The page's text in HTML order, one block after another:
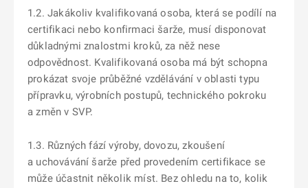
1.2. Jakákoliv kvalifikovaná osoba, která se podílí na
certifikaci nebo konfirmaci šarže, musí disponovat
důkladnými znalostmi kroků, za něž nese
odpovědnost. Kvalifikovaná osoba má být schopna
prokázat svoje průběžné vzdělávání v oblasti typu
přípravku, výrobních postupů, technického pokroku
a změn v SVP.
1.3. Různých fází výroby, dovozu, zkoušení
a uchovávání šarže před provedením certifikace se
může účastnit několik míst. Bez ohledu na to, kolik